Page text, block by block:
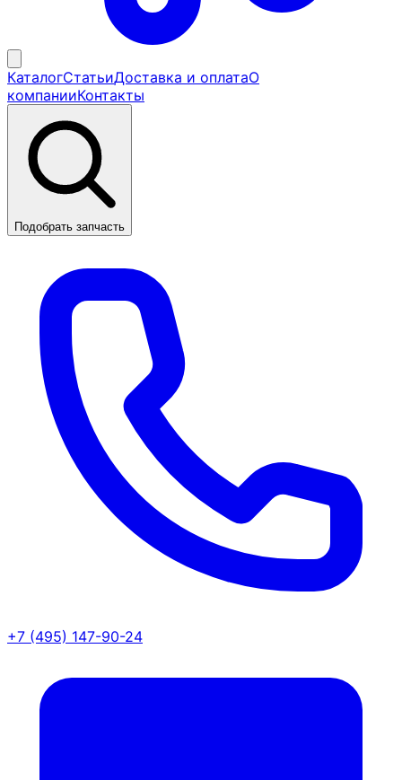
КаталогСтатьиДоставка и оплатаО
компанииКонтакты
Подобрать запчасть
+7 (495) 147-90-24